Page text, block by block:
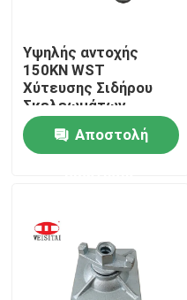
Μας ελάτε σε επαφή με
Ειδήσεις
Μέρη υλικών
Μέρη υλικών
Υψηλής αντοχής
150KN WST
Χύτευσης Σιδήρου
Σκελεωμάτων
Φτερούγα
Αποστολή